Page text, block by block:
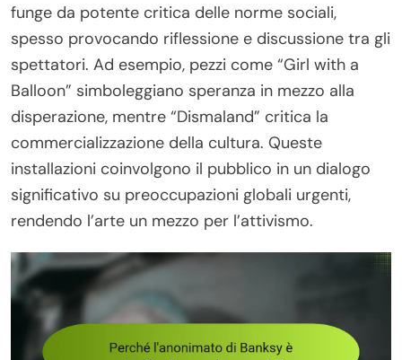
funge da potente critica delle norme sociali,
spesso provocando riflessione e discussione tra gli
spettatori. Ad esempio, pezzi come “Girl with a
Balloon” simboleggiano speranza in mezzo alla
disperazione, mentre “Dismaland” critica la
commercializzazione della cultura. Queste
installazioni coinvolgono il pubblico in un dialogo
significativo su preoccupazioni globali urgenti,
rendendo l’arte un mezzo per l’attivismo.